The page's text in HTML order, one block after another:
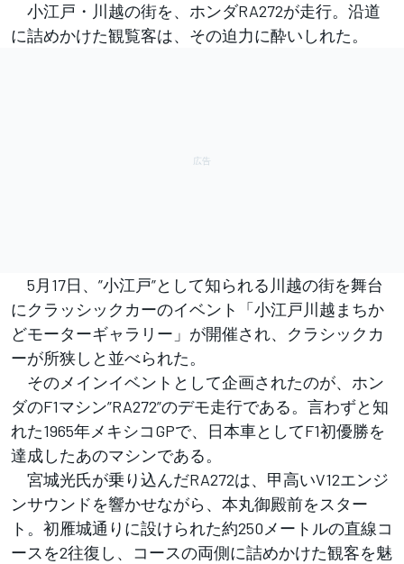
小江戸・川越の街を、ホンダRA272が走行。沿道
に詰めかけた観覧客は、その迫力に酔いしれた。
5月17日、”小江戸”として知られる川越の街を舞台
にクラッシックカーのイベント「小江戸川越まちか
どモーターギャラリー」が開催され、クラシックカ
ーが所狭しと並べられた。
そのメインイベントとして企画されたのが、ホン
ダのF1マシン”RA272”のデモ走行である。言わずと知
れた1965年メキシコGPで、日本車としてF1初優勝を
達成したあのマシンである。
宮城光氏が乗り込んだRA272は、甲高いV12エンジ
ンサウンドを響かせながら、本丸御殿前をスター
ト。初雁城通りに設けられた約250メートルの直線コ
ースを2往復し、コースの両側に詰めかけた観客を魅